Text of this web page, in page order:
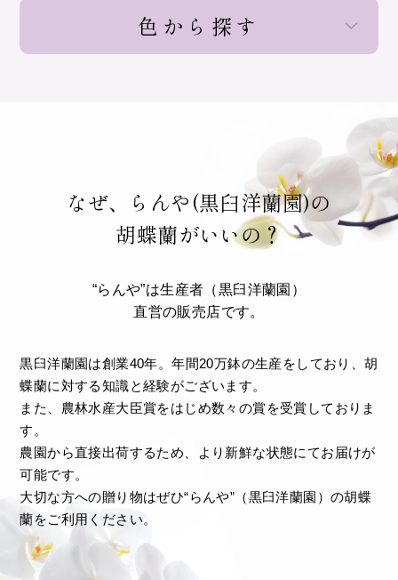
色から探す
なぜ、らんや(黒臼洋蘭園)の
胡蝶蘭がいいの？
“らんや”は生産者（黒臼洋蘭園）
直営の販売店です。
黒臼洋蘭園は創業40年。年間20万鉢の生産をしており、胡
蝶蘭に対する知識と経験がございます。
また、農林水産大臣賞をはじめ数々の賞を受賞しておりま
す。
農園から直接出荷するため、より新鮮な状態にてお届けが
可能です。
大切な方への贈り物はぜひ“らんや”（黒臼洋蘭園）の胡蝶
蘭をご利用ください。